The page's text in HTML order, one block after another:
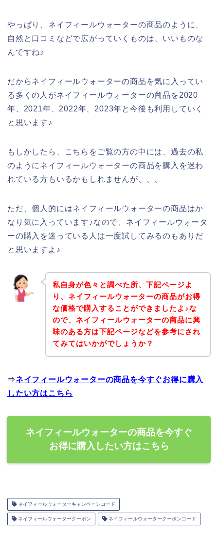
やっぱり、ネイフィールウォーターの商品のように、
自然と口コミなどで広がっていくものは、いいものな
んですね♪
だからネイフィールウォーターの商品を気に入ってい
る多くの人がネイフィールウォーターの商品を2020
年、2021年、2022年、2023年と今後も利用していく
と思います♪
もしかしたら、こちらをご覧の方の中には、過去の私
のようにネイフィールウォーターの商品を購入を迷わ
れている方もいるかもしれませんが、、、
ただ、個人的にはネイフィールウォーターの商品はか
なり気に入っています♪なので、ネイフィールウォータ
ーの購入を迷っている人は一度試してみるのもありだ
と思いますよ♪
私自身が色々と調べた所、下記ページよ
り、ネイフィールウォーターの商品がお得
な価格で購入することができましたよ♪な
ので、ネイフィールウォーターの商品に興
味のある方は下記ページなどを参考にされ
てみてはいかがでしょうか？
⇒ネイフィールウォーターの商品を今すぐお得に購入
したい方はこちら
ネイフィールウォーターの商品を今すぐ
お得に購入したい方はこちら
ネイフィールウォーターキャンペーンコード
ネイフィールウォータークーポン ネイフィールウォータークーポンコード